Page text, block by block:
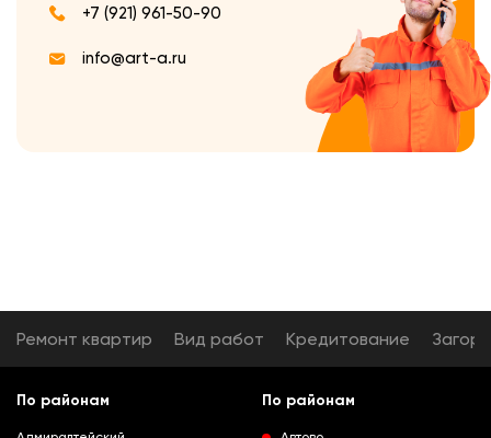
+7 (921) 961-50-90
info@art-a.ru
Ремонт квартир Вид работ Кредитование
По районам По районам